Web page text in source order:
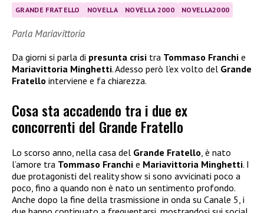
GRANDE FRATELLO NOVELLA NOVELLA 2000 NOVELLA2000
Parla Mariavittoria
Da giorni si parla di presunta crisi tra Tommaso Franchi e
Mariavittoria Minghetti. Adesso però l’ex volto del Grande
Fratello interviene e fa chiarezza.
Cosa sta accadendo tra i due ex
concorrenti del Grande Fratello
Lo scorso anno, nella casa del Grande Fratello, è nato
l’amore tra Tommaso Franchi e Mariavittoria Minghetti. I
due protagonisti del reality show si sono avvicinati poco a
poco, fino a quando non è nato un sentimento profondo.
Anche dopo la fine della trasmissione in onda su Canale 5, i